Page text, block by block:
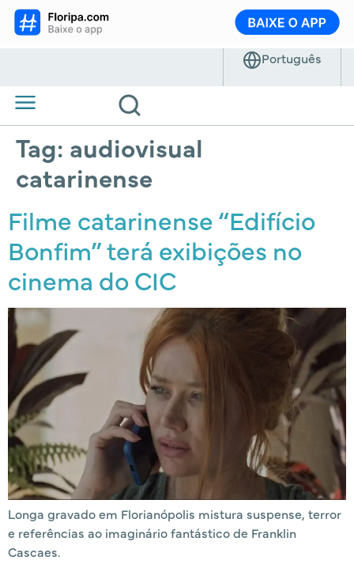
Tag: audiovisual
catarinense
Filme catarinense “Edifício
Bonfim” terá exibições no
cinema do CIC
Longa gravado em Florianópolis mistura suspense, terror
e referências ao imaginário fantástico de Franklin
Cascaes.